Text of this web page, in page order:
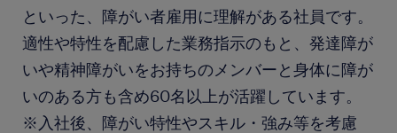
といった、障がい者雇用に理解がある社員です。
適性や特性を配慮した業務指示のもと、発達障が
いや精神障がいをお持ちのメンバーと身体に障が
いのある方も含め60名以上が活躍しています。
※入社後、障がい特性やスキル・強み等を考慮